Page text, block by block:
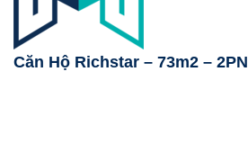
Căn Hộ Richstar – 73m2 – 2PN